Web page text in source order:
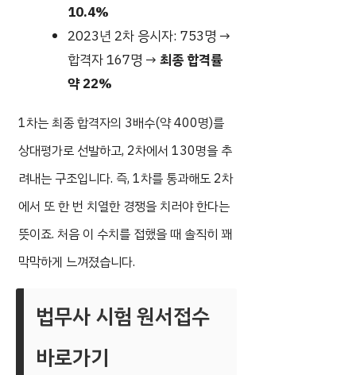
10.4%
2023년 2차 응시자: 753명 →
합격자 167명 →최종 합격률
약 22%
1차는 최종 합격자의 3배수(약 400명)를
상대평가로 선발하고, 2차에서 130명을 추
려내는 구조입니다. 즉, 1차를 통과해도 2차
에서 또 한 번 치열한 경쟁을 치러야 한다는
뜻이죠. 처음 이 수치를 접했을 때 솔직히 꽤
막막하게 느껴졌습니다.
법무사 시험 원서접수
바로가기